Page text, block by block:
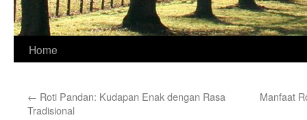
Home
← Roti Pandan: Kudapan Enak dengan Rasa
Tradisional
Manfaat